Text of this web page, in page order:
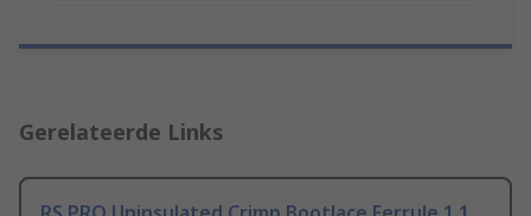
Gerelateerde Links